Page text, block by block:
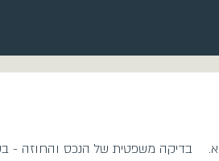
א. בדיקה משפטית של הנכס והחוזה -